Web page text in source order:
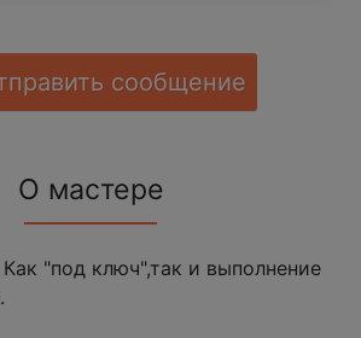
сообщение
О мастере
"под ключ",так и выполнение